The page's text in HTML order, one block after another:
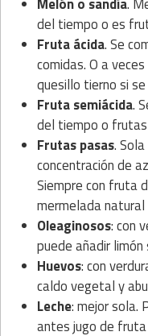
del tiempo o es
Fruta ácida. Se
comidas. O a
quesillo tierno si
Fruta semiácida.
del tiempo o
Frutas pasas.
concentración de
Siempre con fruta
mermelada
Oleaginosos: con
puede añadir
Huevos: con
caldo vegetal y
Leche: mejor sola.
antes jugo de